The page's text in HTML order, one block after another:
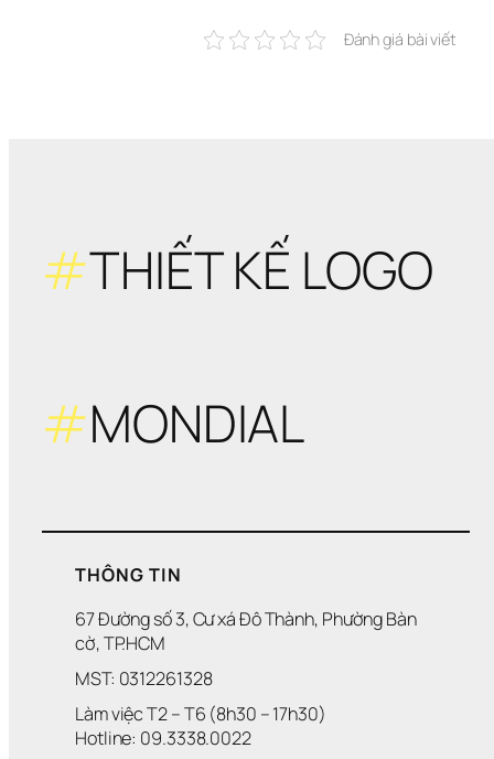
Đánh giá bài viết
#THIẾT KẾ LOGO
#MONDIAL
THÔNG TIN
67 Đường số 3, Cư xá Đô Thành, Phường Bàn
cờ, TP.HCM
MST: 0312261328
Làm việc T2 – T6 (8h30 – 17h30)
Hotline: 09.3338.0022